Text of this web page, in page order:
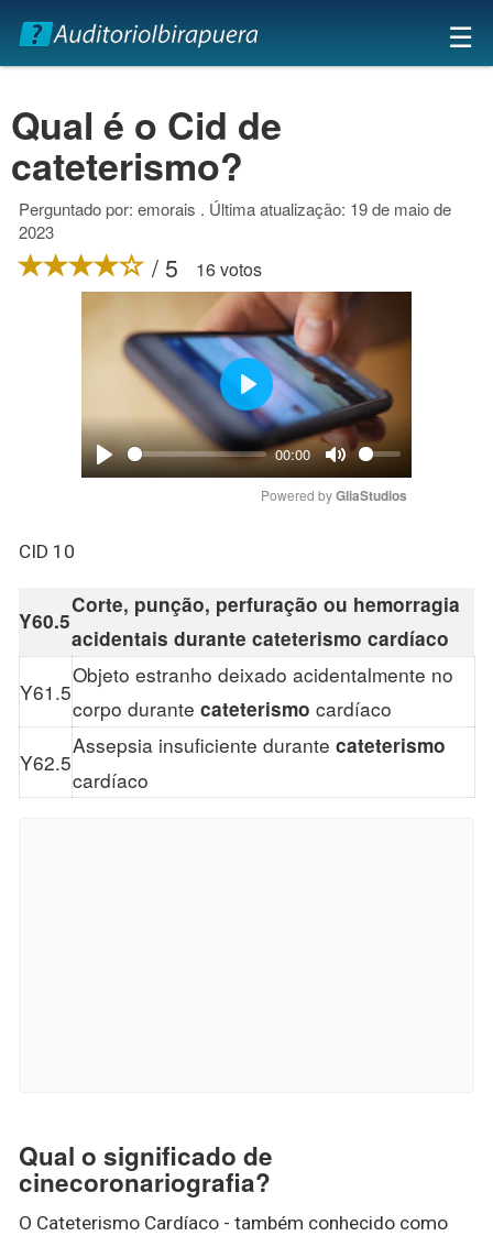
×
☰
Qual é o Cid de
cateterismo?
Perguntado por: emorais . Última atualização: 19 de maio de
2023
/ 5 16 votos
Play
00:00
Mute
Play
Powered by GliaStudios
CID 10
Y60.5
Corte, punção, perfuração ou hemorragia
acidentais durante cateterismo cardíaco
Y61.5
Objeto estranho deixado acidentalmente no
corpo durante cateterismo cardíaco
Y62.5
Assepsia insuficiente durante cateterismo
cardíaco
Qual o significado de
cinecoronariografia?
O Cateterismo Cardíaco - também conhecido como